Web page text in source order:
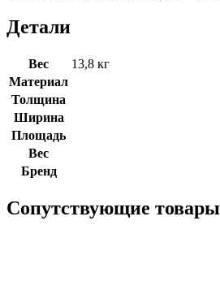
Детали
Вес
13,8 кг
Материал
Толщина
Ширина
Площадь
Вес
Бренд
Сопутствующие товары